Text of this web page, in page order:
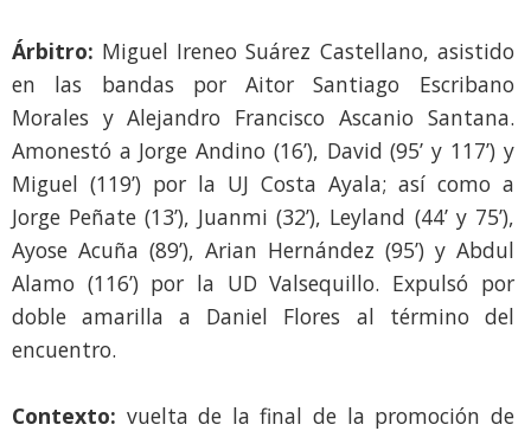
Árbitro: Miguel Ireneo Suárez Castellano, asistido
en las bandas por Aitor Santiago Escribano
Morales y Alejandro Francisco Ascanio Santana.
Amonestó a Jorge Andino (16’), David (95’ y 117’) y
Miguel (119’) por la UJ Costa Ayala; así como a
Jorge Peñate (13’), Juanmi (32’), Leyland (44’ y 75’),
Ayose Acuña (89’), Arian Hernández (95’) y Abdul
Alamo (116’) por la UD Valsequillo. Expulsó por
doble amarilla a Daniel Flores al término del
encuentro.
Contexto: vuelta de la final de la promoción de